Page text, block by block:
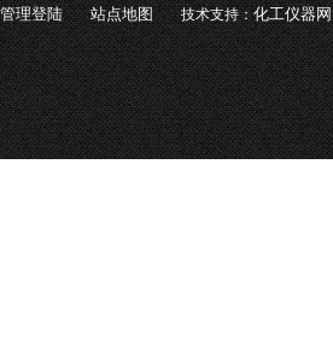
管理登陆 站点地图 技术支持：化工仪器网